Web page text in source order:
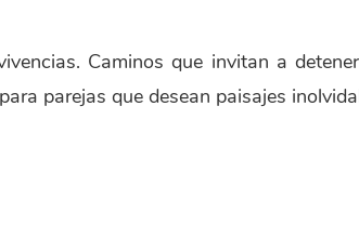
Caminos que invitan a
parejas que desean paisajes